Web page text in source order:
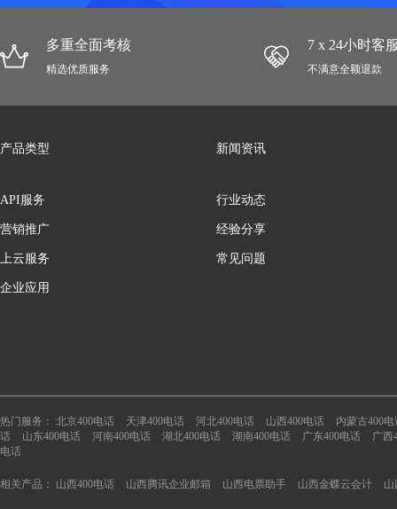
多重全面考核
精选优质服务
7 x 24小时客
不满意全额退款
产品类型
API服务
营销推广
上云服务
企业应用
新闻资讯
行业动态
经验分享
常见问题
热门服务： 北京400电话 天津400电话 河北400电话 山西400电话
内蒙古400电
话
山东400电话 河南400电话 湖北400电话 湖南400电话 广东400电话
广西
电话
相关产品： 山西400电话 山西腾讯企业邮箱 山西电票助手 山西金蝶云会计 山